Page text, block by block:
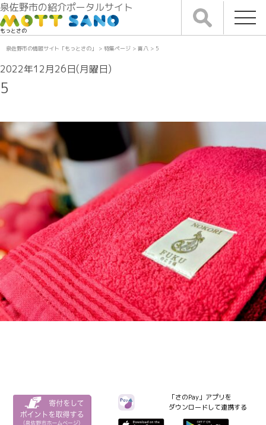
泉佐野市の紹介ポータルサイト
もっとさの
泉佐野市の情報サイト「もっとさの」 > 特集ページ > 喜八 > 5
2022年12月26日(月曜日)
5
「さのPay」アプリを
ダウンロードして連携する